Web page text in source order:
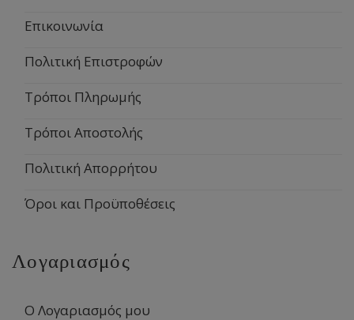
Επικοινωνία
Πολιτική Επιστροφών
Τρόποι Πληρωμής
Τρόποι Αποστολής
Πολιτική Απορρήτου
Όροι και Προϋποθέσεις
Λογαριασμός
Ο Λογαριασμός μου